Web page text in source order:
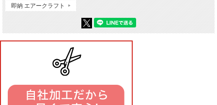
即納 エアークラフト